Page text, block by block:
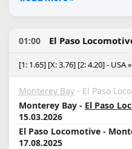
01:00 El Paso
[1: 1.65] [X: 3.76] [2: 4.20] -
Monterey Bay - El Paso
Monterey Bay - El Paso
15.03.2026
El Paso Locomotive -
17.08.2025